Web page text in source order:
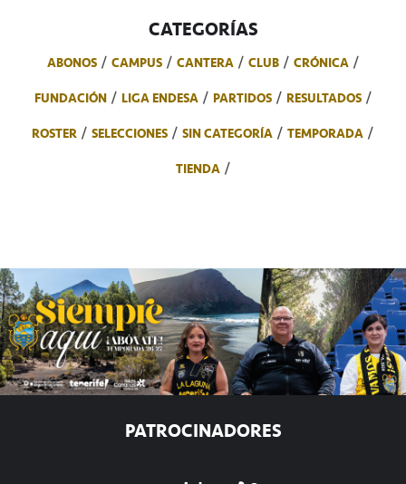
CATEGORÍAS
ABONOS CAMPUS CANTERA CLUB
CRÓNICA
FUNDACIÓN
LIGA ENDESA PARTIDOS
RESULTADOS
ROSTER
SELECCIONES SIN CATEGORÍA
TEMPORADA
TIENDA
PATROCINADORES